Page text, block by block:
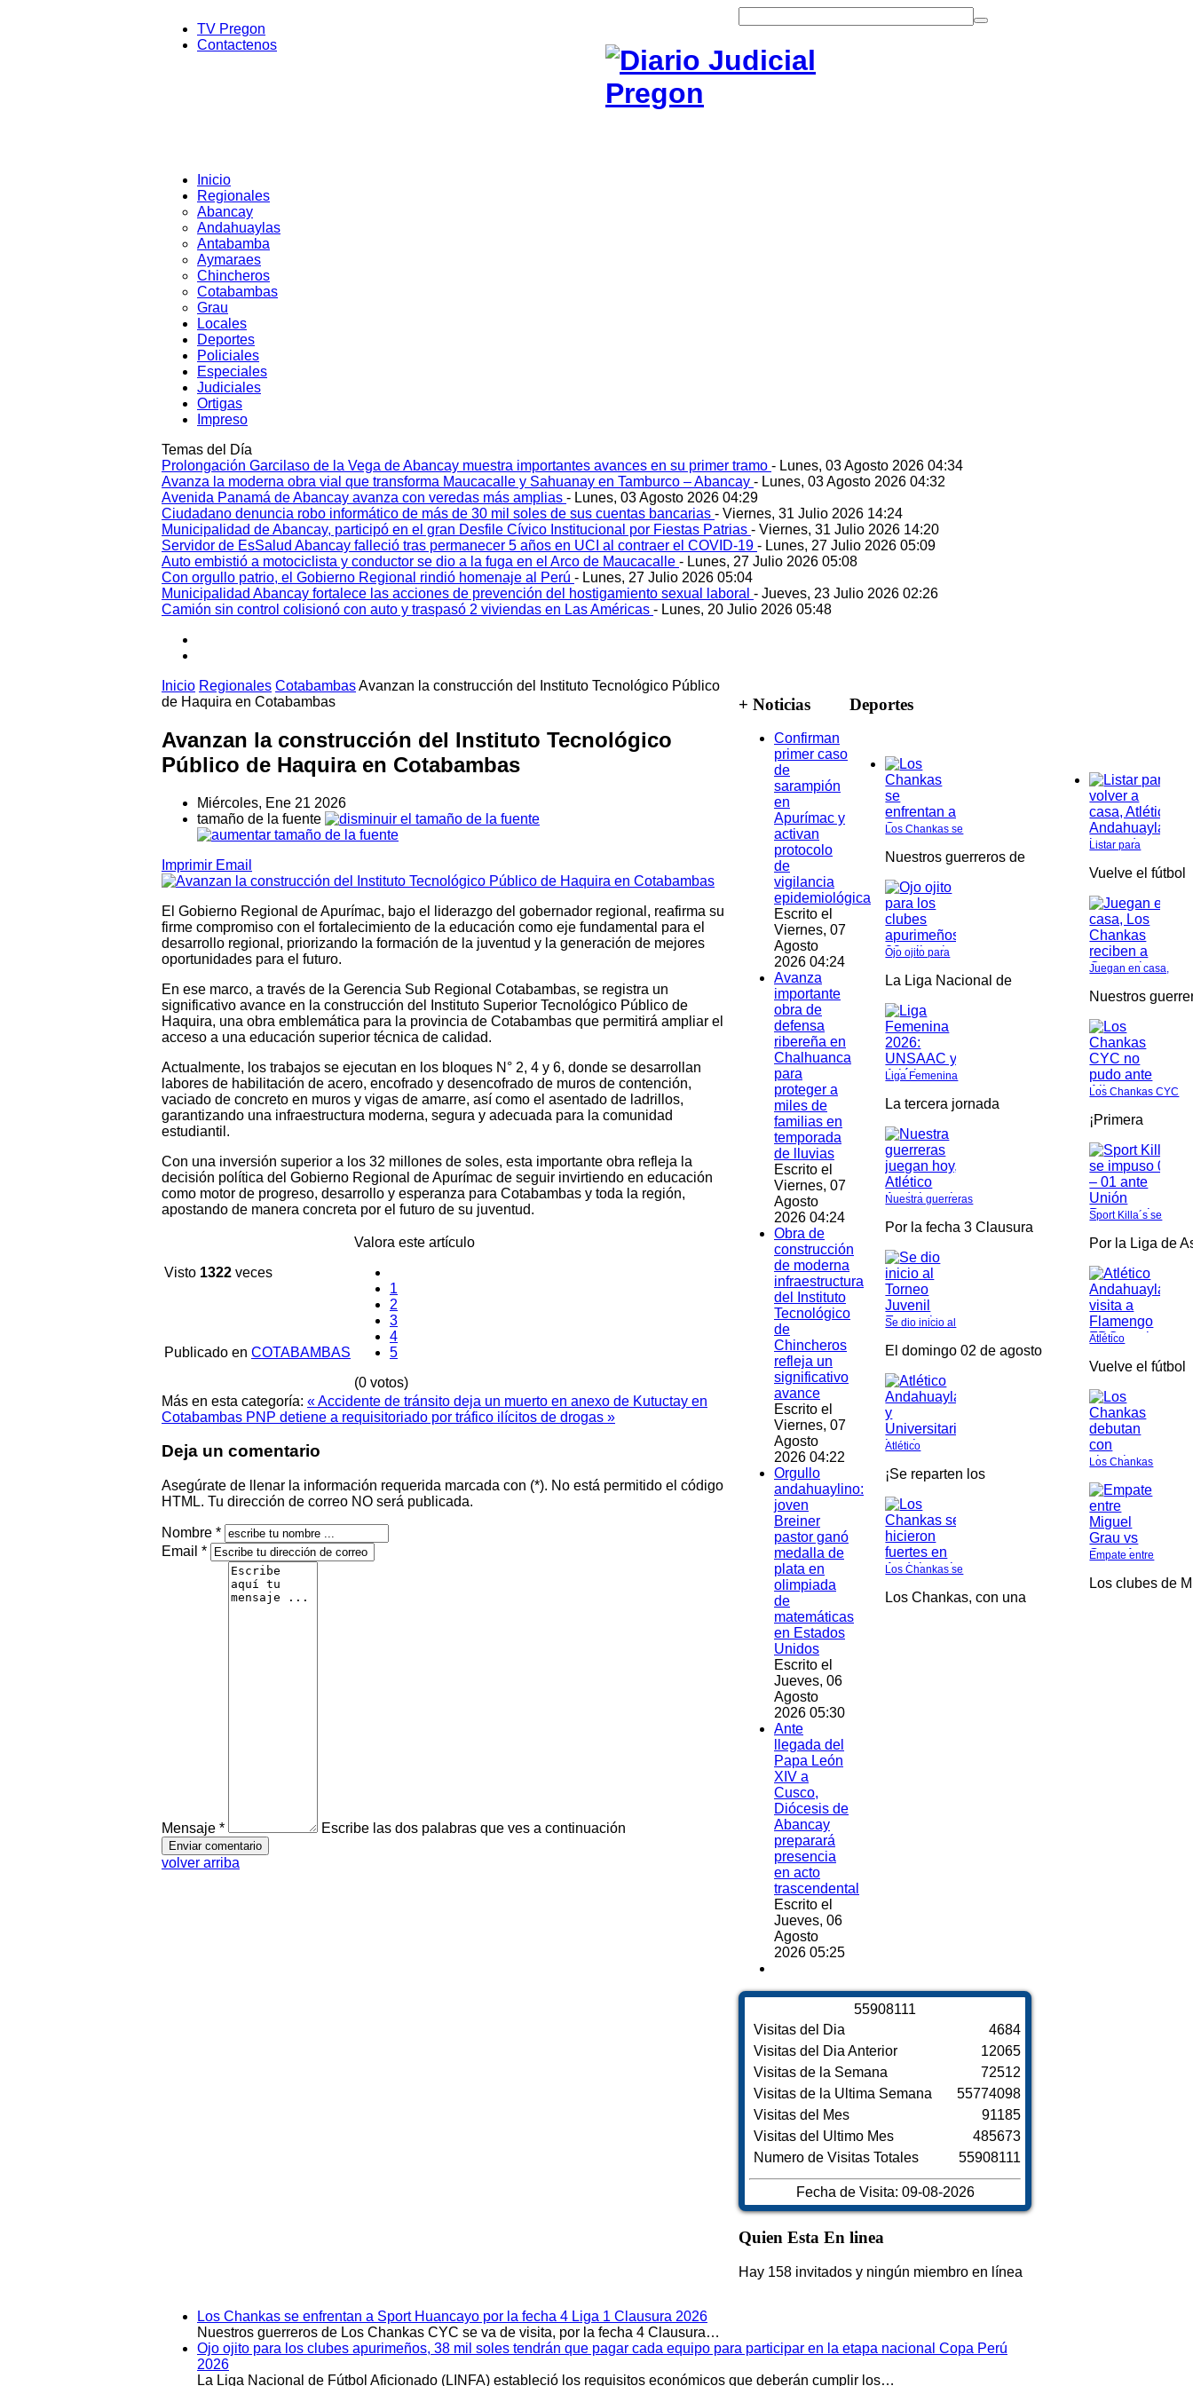
TV Pregon
Contactenos
Inicio
Regionales
Abancay
Andahuaylas
Antabamba
Aymaraes
Chincheros
Cotabambas
Grau
Locales
Deportes
Policiales
Especiales
Judiciales
Ortigas
Impreso
Temas del Día
Prolongación Garcilaso de la Vega de Abancay muestra importantes avances en su primer tramo - Lunes, 03 Agosto 2026 04:34
Avanza la moderna obra vial que transforma Maucacalle y Sahuanay en Tamburco – Abancay - Lunes, 03 Agosto 2026 04:32
Avenida Panamá de Abancay avanza con veredas más amplias - Lunes, 03 Agosto 2026 04:29
Ciudadano denuncia robo informático de más de 30 mil soles de sus cuentas bancarias - Viernes, 31 Julio 2026 14:24
Municipalidad de Abancay, participó en el gran Desfile Cívico Institucional por Fiestas Patrias - Viernes, 31 Julio 2026 14:20
Servidor de EsSalud Abancay falleció tras permanecer 5 años en UCI al contraer el COVID-19 - Lunes, 27 Julio 2026 05:09
Auto embistió a motociclista y conductor se dio a la fuga en el Arco de Maucacalle - Lunes, 27 Julio 2026 05:08
Con orgullo patrio, el Gobierno Regional rindió homenaje al Perú - Lunes, 27 Julio 2026 05:04
Municipalidad Abancay fortalece las acciones de prevención del hostigamiento sexual laboral - Jueves, 23 Julio 2026 02:26
Camión sin control colisionó con auto y traspasó 2 viviendas en Las Américas - Lunes, 20 Julio 2026 05:48
Inicio Regionales CotabambasAvanzan la construcción del Instituto Tecnológico Público
de Haquira en Cotabambas
Avanzan la construcción del Instituto Tecnológico
Público de Haquira en Cotabambas
Miércoles, Ene 21 2026
tamaño de la fuente
Imprimir Email
El Gobierno Regional de Apurímac, bajo el liderazgo del gobernador regional, reafirma su
firme compromiso con el fortalecimiento de la educación como eje fundamental para el
desarrollo regional, priorizando la formación de la juventud y la generación de mejores
oportunidades para el futuro.
En ese marco, a través de la Gerencia Sub Regional Cotabambas, se registra un
significativo avance en la construcción del Instituto Superior Tecnológico Público de
Haquira, una obra emblemática para la provincia de Cotabambas que permitirá ampliar el
acceso a una educación superior técnica de calidad.
Actualmente, los trabajos se ejecutan en los bloques N° 2, 4 y 6, donde se desarrollan
labores de habilitación de acero, encofrado y desencofrado de muros de contención,
vaciado de concreto en muros y vigas de amarre, así como el asentado de ladrillos,
garantizando una infraestructura moderna, segura y adecuada para la comunidad
estudiantil.
Con una inversión superior a los 32 millones de soles, esta importante obra refleja la
decisión política del Gobierno Regional de Apurímac de seguir invirtiendo en educación
como motor de progreso, desarrollo y esperanza para Cotabambas y toda la región,
apostando de manera concreta por el futuro de su juventud.
Visto 1322 veces
Valora este artículo
1
2
3
4
5
(0 votos)
Publicado en COTABAMBAS
Más en esta categoría: « Accidente de tránsito deja un muerto en anexo de Kutuctay en
Cotabambas PNP detiene a requisitoriado por tráfico ilícitos de drogas »
Deja un comentario
Asegúrate de llenar la información requerida marcada con (*). No está permitido el código
HTML. Tu dirección de correo NO será publicada.
Nombre *
Email *
Mensaje * Escribe las dos palabras que ves a continuación
volver arriba
+ Noticias
Confirman
primer caso
de
sarampión
en
Apurímac y
activan
protocolo
de
vigilancia
epidemiológica
Escrito el
Viernes, 07
Agosto
2026 04:24
Avanza
importante
obra de
defensa
ribereña en
Chalhuanca
para
proteger a
miles de
familias en
temporada
de lluvias
Escrito el
Viernes, 07
Agosto
2026 04:24
Obra de
construcción
de moderna
infraestructura
del Instituto
Tecnológico
de
Chincheros
refleja un
significativo
avance
Escrito el
Viernes, 07
Agosto
2026 04:22
Orgullo
andahuaylino:
joven
Breiner
pastor ganó
medalla de
plata en
olimpiada
de
matemáticas
en Estados
Unidos
Escrito el
Jueves, 06
Agosto
2026 05:30
Ante
llegada del
Papa León
XIV a
Cusco,
Diócesis de
Abancay
preparará
presencia
en acto
trascendental
Escrito el
Jueves, 06
Agosto
2026 05:25
Deportes
Los Chankas se
Nuestros guerreros de
Ojo ojito para
La Liga Nacional de
Liga Femenina
La tercera jornada
Nuestra guerreras
Por la fecha 3 Clausura
Se dio inicio al
El domingo 02 de agosto
Atlético
¡Se reparten los
Los Chankas se
Los Chankas, con una
Listar para
Vuelve el fútbol
Juegan en casa,
Nuestros
Los Chankas CYC
¡Primera
Sport Killa´s se
Por la Liga de
Atlético
Vuelve el fútbol
Los Chankas
Empate entre
Los clubes de
55908111
Visitas del Dia
Visitas del Dia Anterior
Visitas de la Semana
Visitas de la Ultima Semana
Visitas del Mes
Visitas del Ultimo Mes
Numero de Visitas Totales
4684
12065
72512
55774098
91185
485673
55908111
Fecha de Visita: 09-08-2026
Quien Esta En linea
Hay 158 invitados y ningún miembro en línea
Los Chankas se enfrentan a Sport Huancayo por la fecha 4 Liga 1 Clausura 2026
Nuestros guerreros de Los Chankas CYC se va de visita, por la fecha 4 Clausura…
Ojo ojito para los clubes apurimeños, 38 mil soles tendrán que pagar cada equipo para participar en la etapa nacional Copa Perú
2026
La Liga Nacional de Fútbol Aficionado (LINFA) estableció los requisitos económicos que deberán cumplir los…